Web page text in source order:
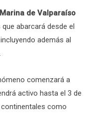
de Valparaíso
abarcará desde el
además al
.
comenzará a
activo hasta el 3 de
como